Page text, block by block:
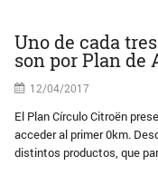
Uno de cada
son por Plan de
12/04/2017
El Plan Círculo Citroën
acceder al primer 0km.
distintos productos, que